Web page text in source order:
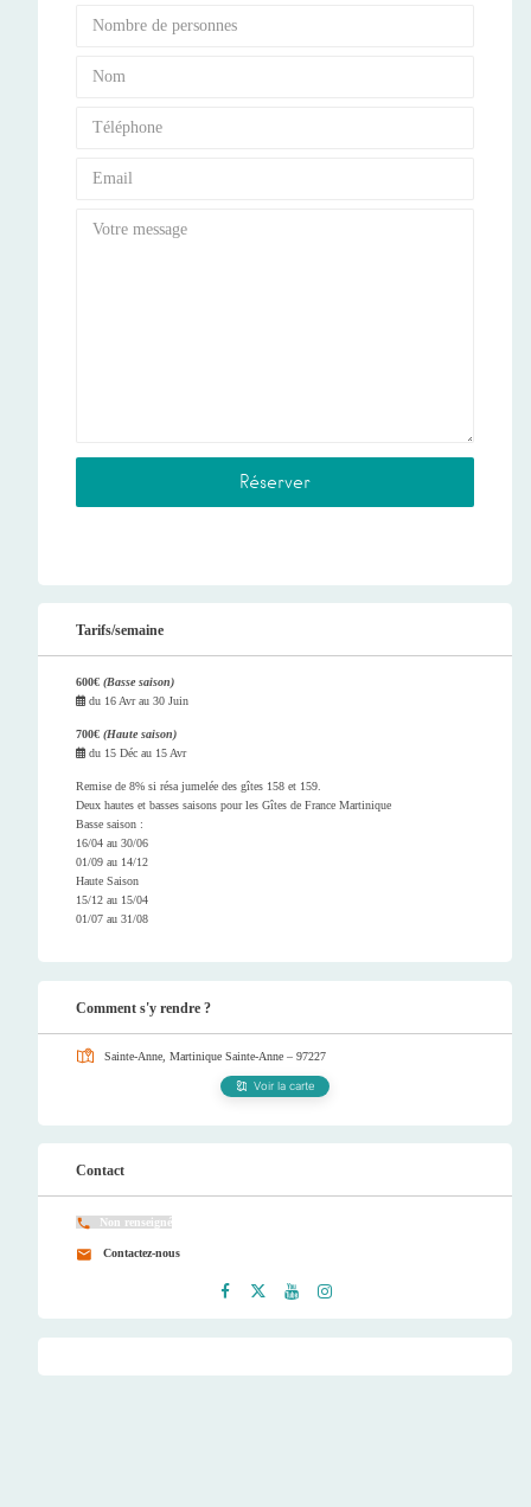
Tarifs/semaine
600€ (Basse saison)
du 16 Avrau 30 Juin
700€ (Haute saison)
du 15 Déc au 15 Avr
Remise de 8% si résa jumelée des gîtes 158 et 159.
Deux hautes et basses saisons pour les Gîtes de France Martinique
Basse saison :
16/04 au 30/06
01/09 au 14/12
Haute Saison
15/12 au 15/04
01/07 au 31/08
Comment s'y rendre ?
Sainte-Anne, Martinique Sainte-Anne – 97227
Voir la carte
Contact
Non renseigné
Contactez-nous